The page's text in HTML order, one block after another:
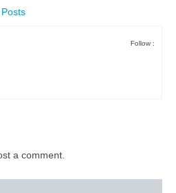
Follow :
a comment.